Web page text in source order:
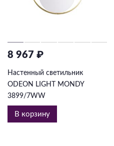
8 967 ₽
Настенный светильник
ODEON LIGHT MONDY
3899/7WW
В корзину